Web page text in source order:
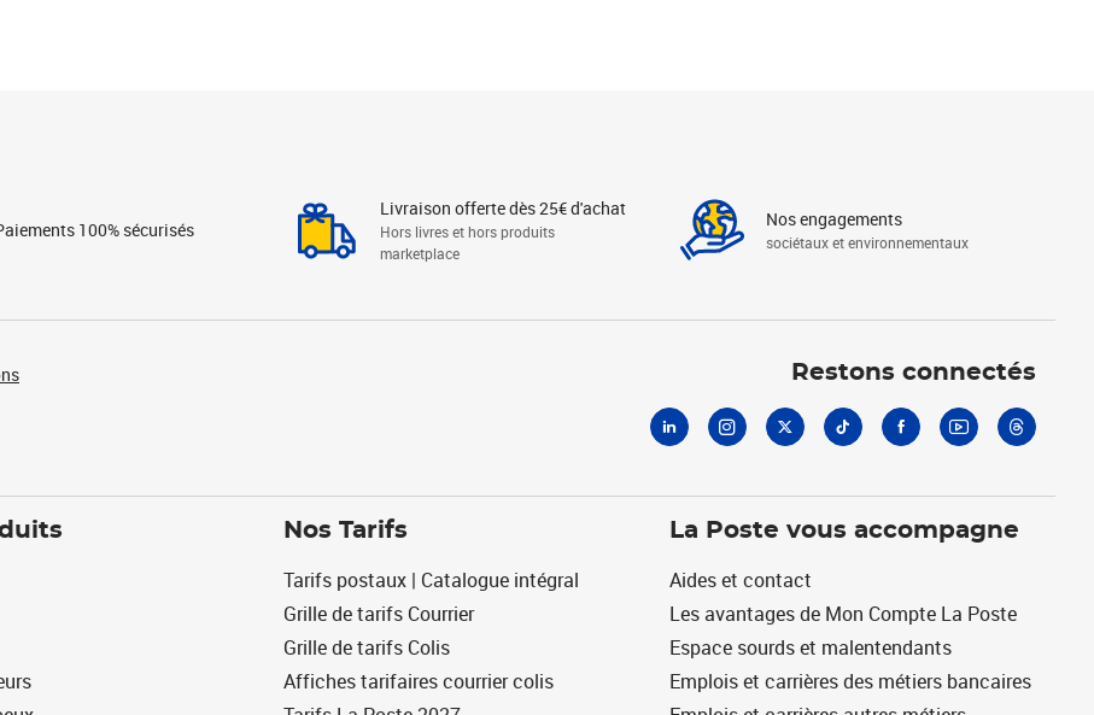
100% sécurisés
Livraison offerte dès 25€ d'achat
Hors livres et hors produits
marketplace
Nos engagements
sociétaux et environnementaux
Restons connectés
Nos Tarifs
Tarifs postaux | Catalogue intégral
Grille de tarifs Courrier
Grille de tarifs Colis
Affiches tarifaires courrier colis
La Poste vous accompagne
Aides et contact
Les avantages de Mon Compte La Poste
Espace sourds et malentendants
Emplois et carrières des métiers bancaires